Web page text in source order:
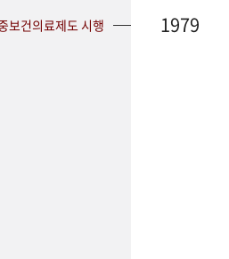
보건의료제도 시행 1979